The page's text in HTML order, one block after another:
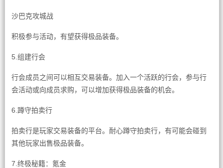
沙巴克攻城战
积极参与活动，有望获得极品装备。
5.组建行会
行会成员之间可以相互交易装备。加入一个活跃的行会，参与行
会活动或向成员求购，可以增加获得极品装备的机会。
6.蹲守拍卖行
拍卖行是玩家交易装备的平台。耐心蹲守拍卖行，有可能会碰到
其他玩家出售极品装备。
7.终极秘籍：氪金